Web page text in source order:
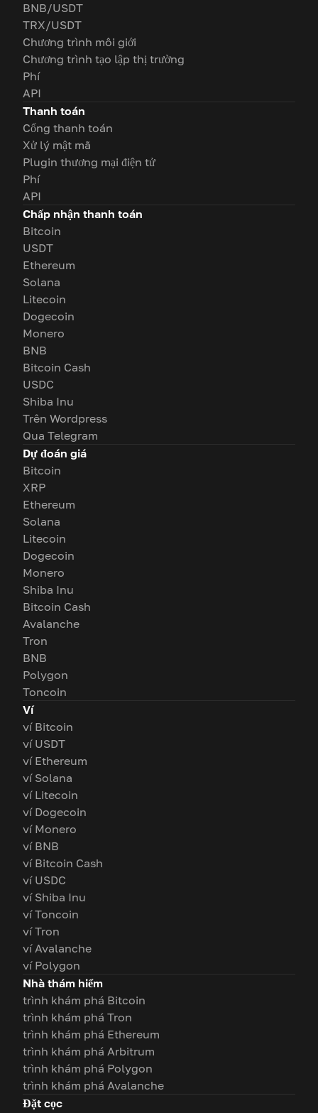
BNB/USDT
TRX/USDT
Chương trình môi giới
Chương trình tạo lập thị trường
Phí
API
Thanh toán
Cổng thanh toán
Xử lý mật mã
Plugin thương mại điện tử
Phí
API
Chấp nhận thanh toán
Bitcoin
USDT
Ethereum
Solana
Litecoin
Dogecoin
Monero
BNB
Bitcoin Cash
USDC
Shiba Inu
Trên Wordpress
Qua Telegram
Dự đoán giá
Bitcoin
XRP
Ethereum
Solana
Litecoin
Dogecoin
Monero
Shiba Inu
Bitcoin Cash
Avalanche
Tron
BNB
Polygon
Toncoin
Ví
ví Bitcoin
ví USDT
ví Ethereum
ví Solana
ví Litecoin
ví Dogecoin
ví Monero
ví BNB
ví Bitcoin Cash
ví USDC
ví Shiba Inu
ví Toncoin
ví Tron
ví Avalanche
ví Polygon
Nhà thám hiểm
trình khám phá Bitcoin
trình khám phá Tron
trình khám phá Ethereum
trình khám phá Arbitrum
trình khám phá Polygon
trình khám phá Avalanche
Đặt cọc